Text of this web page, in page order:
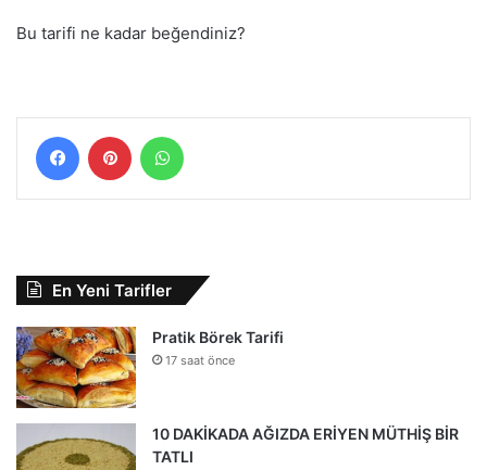
Bu tarifi ne kadar beğendiniz?
FacebookPinterest
En Yeni Tarifler
Pratik Börek Tarifi
17 saat önce
10 DAKİKADA AĞIZDA ERİYEN MÜTHİŞ BİR
TATLI